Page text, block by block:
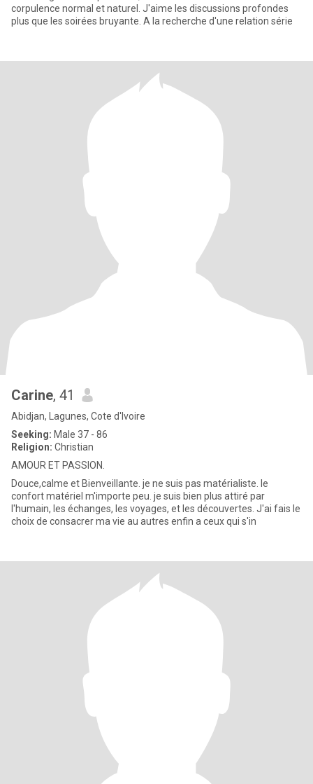
corpulence normal et naturel. J'aime les discussions profondes
plus que les soirées bruyante. A la recherche d'une relation série
Carine, 41
Abidjan, Lagunes, Cote d'Ivoire
Seeking: Male 37 - 86
Religion: Christian
AMOUR ET PASSION.
Douce,calme et Bienveillante. je ne suis pas matérialiste. le
confort matériel m'importe peu. je suis bien plus attiré par
l'humain, les échanges, les voyages, et les découvertes. J'ai fais le
choix de consacrer ma vie au autres enfin a ceux qui s'in